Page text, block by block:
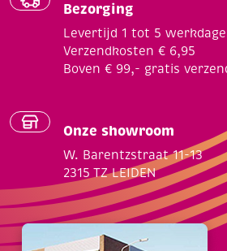
Bezorging
Levertijd 1 tot 5
Verzendkosten € 6,95
Boven € 99,- gratis
Onze showroom
W. Barentzstraat 11-13
2315 TZ LEIDEN